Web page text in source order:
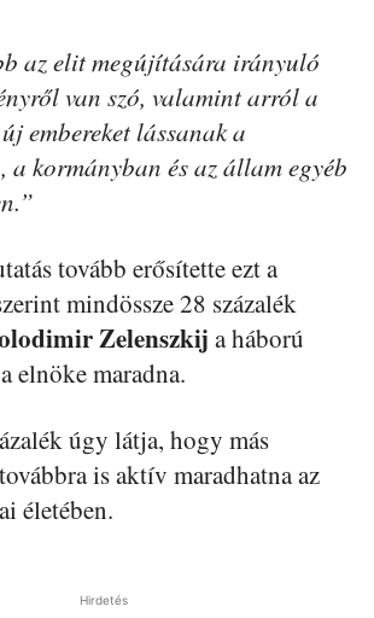
az elit megújítására irányuló
van szó, valamint arról a
embereket lássanak a
a kormányban és az állam egyéb
tovább erősítette ezt a
mindössze 28 százalék
Zelenszkij a háború
elnöke maradna.
úgy látja, hogy más
is aktív maradhatna az
életében.
Hirdetés